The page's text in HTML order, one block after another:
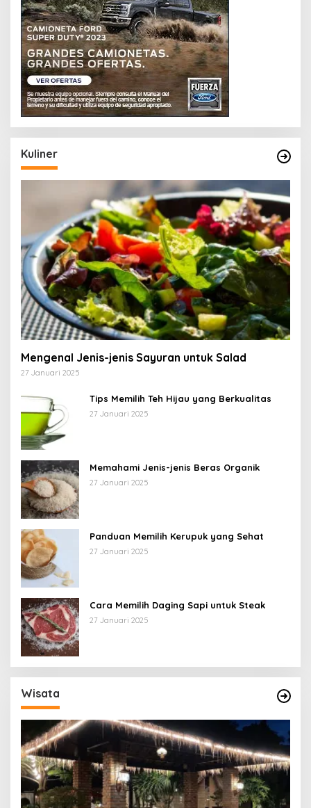
Kuliner
Mengenal Jenis-jenis Sayuran untuk Salad
27 Januari 2025
Tips Memilih Teh Hijau yang Berkualitas
27 Januari 2025
Memahami Jenis-jenis Beras Organik
27 Januari 2025
Panduan Memilih Kerupuk yang Sehat
27 Januari 2025
Cara Memilih Daging Sapi untuk Steak
27 Januari 2025
Wisata